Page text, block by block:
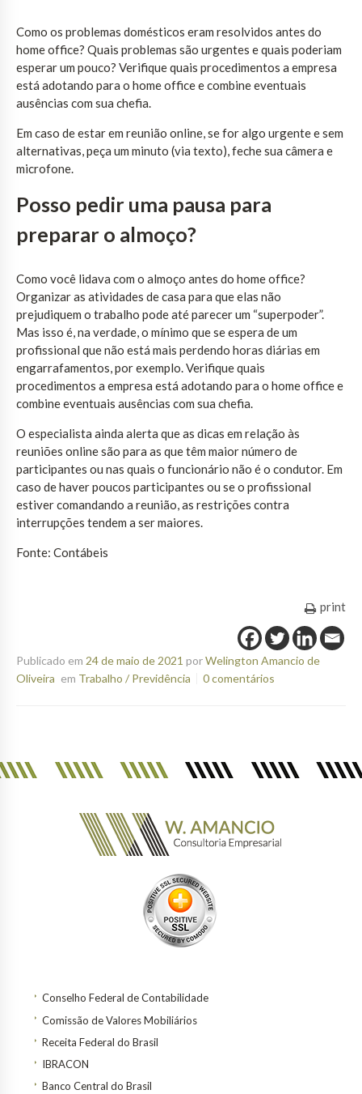
Como os problemas domésticos eram resolvidos antes do
home office? Quais problemas são urgentes e quais poderiam
esperar um pouco? Verifique quais procedimentos a empresa
está adotando para o home office e combine eventuais
ausências com sua chefia.
Em caso de estar em reunião online, se for algo urgente e sem
alternativas, peça um minuto (via texto), feche sua câmera e
microfone.
Posso pedir uma pausa para
preparar o almoço?
Como você lidava com o almoço antes do home office?
Organizar as atividades de casa para que elas não
prejudiquem o trabalho pode até parecer um “superpoder”.
Mas isso é, na verdade, o mínimo que se espera de um
profissional que não está mais perdendo horas diárias em
engarrafamentos, por exemplo. Verifique quais
procedimentos a empresa está adotando para o home office e
combine eventuais ausências com sua chefia.
O especialista ainda alerta que as dicas em relação às
reuniões online são para as que têm maior número de
participantes ou nas quais o funcionário não é o condutor. Em
caso de haver poucos participantes ou se o profissional
estiver comandando a reunião, as restrições contra
interrupções tendem a ser maiores.
Fonte: Contábeis
print
Publicado em 24 de maio de 2021 porWelington Amancio de
Oliveira em Trabalho / Previdência 0 comentários
Conselho Federal de Contabilidade
Comissão de Valores Mobiliários
Receita Federal do Brasil
IBRACON
Banco Central do Brasil